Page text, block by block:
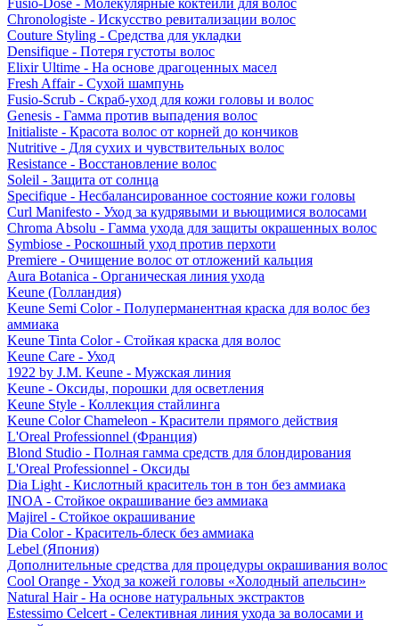
Fusio-Dose - Молекулярные коктейли для волос
Chronologiste - Искусство ревитализации волос
Couture Styling - Средства для укладки
Densifique - Потеря густоты волос
Elixir Ultime - На основе драгоценных масел
Fresh Affair - Сухой шампунь
Fusio-Scrub - Скраб-уход для кожи головы и волос
Genesis - Гамма против выпадения волос
Initialiste - Красота волос от корней до кончиков
Nutritive - Для сухих и чувствительных волос
Resistance - Восстановление волос
Soleil - Защита от солнца
Specifique - Несбалансированное состояние кожи головы
Curl Manifesto - Уход за кудрявыми и вьющимися волосами
Chroma Absolu - Гамма ухода для защиты окрашенных волос
Symbiose - Роскошный уход против перхоти
Premiere - Очищение волос от отложений кальция
Aura Botanica - Органическая линия ухода
Keune (Голландия)
Keune Semi Color - Полуперманентная краска для волос без
аммиака
Keune Tinta Color - Стойкая краска для волос
Keune Care - Уход
1922 by J.M. Keune - Мужская линия
Keune - Оксиды, порошки для осветления
Keune Style - Коллекция стайлинга
Keune Color Chameleon - Красители прямого действия
L'Oreal Professionnel (Франция)
Blond Studio - Полная гамма средств для блондирования
L'Oreal Professionnel - Оксиды
Dia Light - Кислотный краситель тон в тон без аммиака
INOA - Стойкое окрашивание без аммиака
Majirel - Стойкое окрашивание
Dia Color - Краситель-блеск без аммиака
Lebel (Япония)
Дополнительные средства для процедуры окрашивания волос
Cool Orange - Уход за кожей головы «Холодный апельсин»
Natural Hair - На основе натуральных экстрактов
Estessimo Celcert - Селективная линия ухода за волосами и